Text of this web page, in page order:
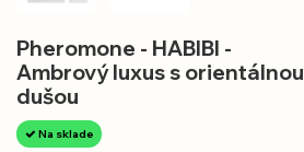
Pheromone - HABIBI -
Ambrový luxus s orientálnou
dušou
Na sklade